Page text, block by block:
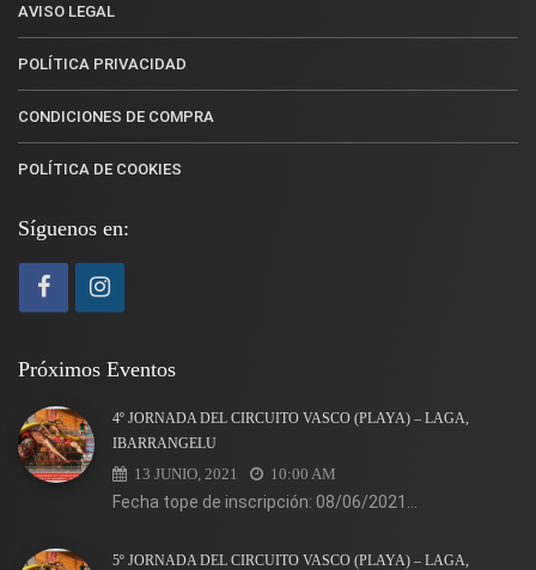
AVISO LEGAL
POLÍTICA PRIVACIDAD
CONDICIONES DE COMPRA
POLÍTICA DE COOKIES
Síguenos en:
Próximos Eventos
4º JORNADA DEL CIRCUITO VASCO (PLAYA) – LAGA,
IBARRANGELU
13 JUNIO, 2021 10:00 AM
Fecha tope de inscripción: 08/06/2021...
5º JORNADA DEL CIRCUITO VASCO (PLAYA) – LAGA,